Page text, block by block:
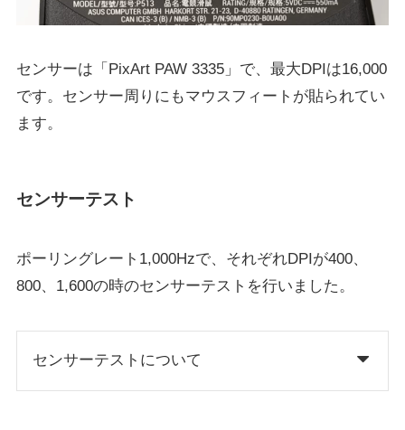
センサーは「PixArt PAW 3335」で、最大DPIは16,000
です。センサー周りにもマウスフィートが貼られてい
ます。
センサーテスト
ポーリングレート1,000Hzで、それぞれDPIが400、
800、1,600の時のセンサーテストを行いました。
センサーテストについて